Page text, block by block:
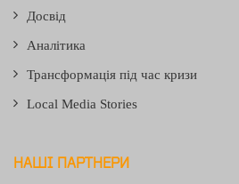
Досвід
Аналітика
Трансформація під час кризи
Local Media Stories
НАШІ ПАРТНЕРИ